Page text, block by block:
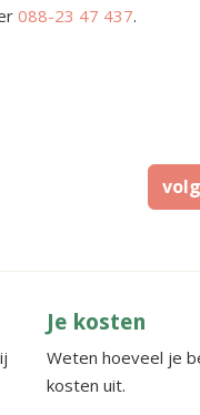
088-23 47 437.
Je kosten
Weten hoeveel je
kosten uit.